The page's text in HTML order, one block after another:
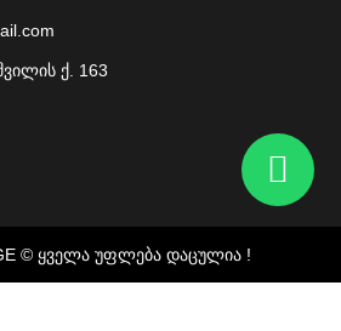
ქ. 163
© ᲧᲕᲔᲚᲐ ᲣᲤᲚᲔᲑᲐ ᲓᲐᲪᲣᲚᲘᲐ !